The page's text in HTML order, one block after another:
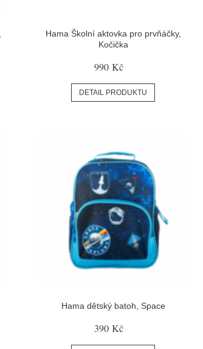
Hama Školní aktovka pro prvňáčky,
Kočička
990 Kč
DETAIL PRODUKTU
Hama dětský batoh, Space
390 Kč